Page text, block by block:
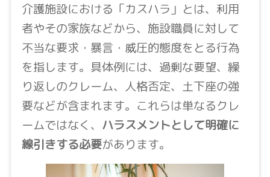
介護施設における「カスハラ」とは、利用
者やその家族などから、施設職員に対して
不当な要求・暴言・威圧的態度をとる行為
を指します。具体例には、過剰な要望、繰
り返しのクレーム、人格否定、土下座の強
要などが含まれます。これらは単なるクレ
ームではなく、 ハラスメントとして明確に
線引きする必要があります。